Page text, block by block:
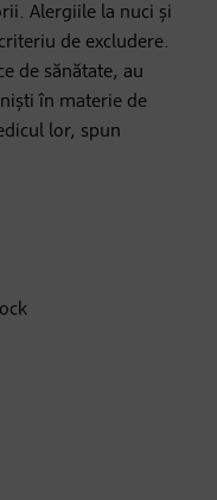
Alergiile la nuci și
de excludere.
de sănătate, au
în materie de
lor, spun